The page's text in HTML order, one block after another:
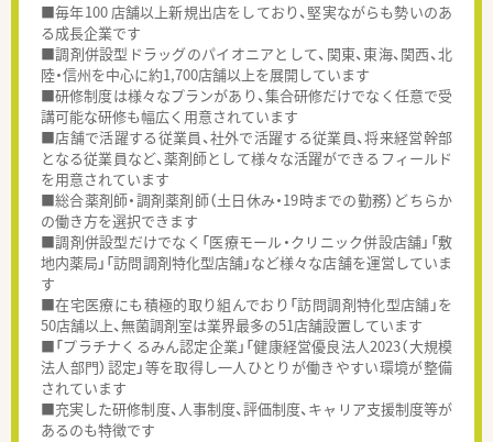
■毎年100 店舗以上新規出店をしており、堅実ながらも勢いのあ
る成長企業です
■調剤併設型ドラッグのパイオニアとして、関東、東海、関西、北
陸・信州を中心に約1,700店舗以上を展開しています
■研修制度は様々なプランがあり、集合研修だけでなく任意で受
講可能な研修も幅広く用意されています
■店舗で活躍する従業員、社外で活躍する従業員、将来経営幹部
となる従業員など、薬剤師として様々な活躍ができるフィールド
を用意されています
■総合薬剤師・調剤薬剤師（土日休み・19時までの勤務）どちらか
の働き方を選択できます
■調剤併設型だけでなく「医療モール・クリニック併設店舗」「敷
地内薬局」「訪問調剤特化型店舗」など様々な店舗を運営していま
す
■在宅医療にも積極的取り組んでおり「訪問調剤特化型店舗」を
50店舗以上、無菌調剤室は業界最多の51店舗設置しています
■「プラチナくるみん認定企業」「健康経営優良法人2023（大規模
法人部門）認定」等を取得し一人ひとりが働きやすい環境が整備
されています
■充実した研修制度、人事制度、評価制度、キャリア支援制度等が
あるのも特徴です